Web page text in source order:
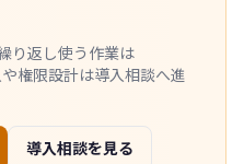
り返し使う作業は
権限設計は導入相談へ進
導入相談を見る